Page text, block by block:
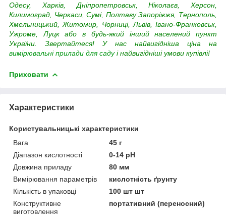
Одесу, Харків, Дніпропетровськ, Ніколаєв, Херсон,
Килимоград, Черкаси, Сумі, Полтаву Запоріжжя, Тернополь,
Хмельницький, Житомир, Чорниці, Львів, Івано-Франковськ,
Ужроме, Луцк або в будь-який інший населений пункт
України. Звертайтеся! У нас найвигідніша ціна на
вимірювальні прилади для саду і найвигідніші умови купівлі!
Приховати
Характеристики
Користувальницькі характеристики
Вага
45 г
Діапазон кислотності
0-14 pH
Довжина приладу
80 мм
Вимірювання параметрів
кислотність ґрунту
Кількість в упаковці
100 шт шт
Конструктивне
виготовлення
портативний (переносний)